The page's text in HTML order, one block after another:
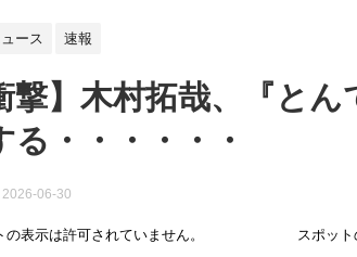
ース 速報
撃】木村拓哉、『と
る・・・・・・
2026-06-30